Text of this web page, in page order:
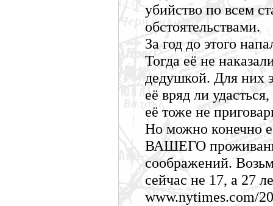
убийство по всем
обстоятельствами.
За год до этого
Тогда её не
дедушкой. Для них
её вряд ли
её тоже не
Но можно конечно
ВАШЕГО
соображений.
сейчас не 17, а 27
www.nytimes.com/